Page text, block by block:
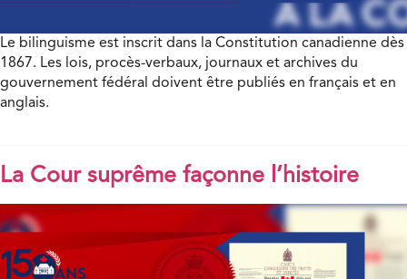
Le bilinguisme est inscrit dans la Constitution canadienne dès
1867. Les lois, procès-verbaux, journaux et archives du
gouvernement fédéral doivent être publiés en français et en
anglais.
La Cour suprême façonne l’histoire